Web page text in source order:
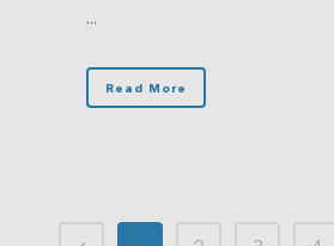
...
Read More